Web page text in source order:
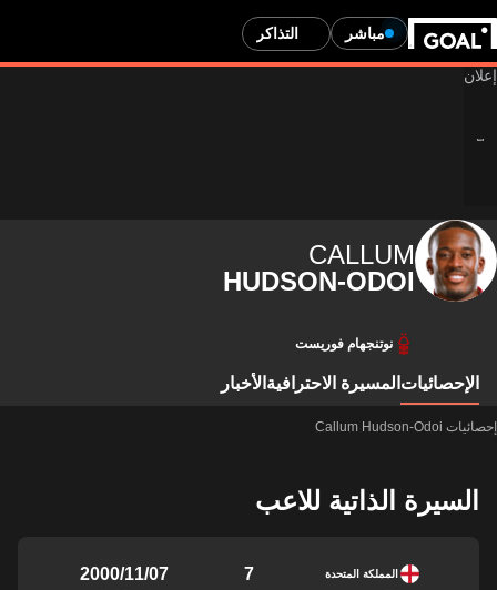
مباشر التذاكر
CALLUM
HUDSON-ODOI
نوتنجهام فوريست
الإحصائيات المسيرة الاحترافية الأخبار
إحصائيات Callum Hudson-Odoi
السيرة الذاتية للاعب
المملكة المتحدة 7
07‏/11‏/2000